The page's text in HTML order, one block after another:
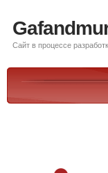
Сайт в процессе